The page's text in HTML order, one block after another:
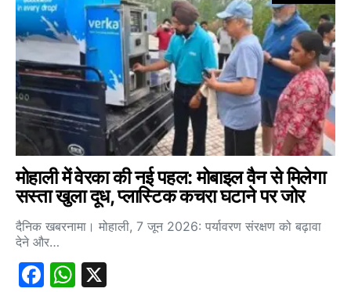
मोहाली में वेरका की नई पहल: मोबाइल वैन से मिलेगा
सस्ता खुला दूध, प्लास्टिक कचरा घटाने पर जोर
दैनिक खबरनामा। मोहाली, 7 जून 2026: पर्यावरण संरक्षण को बढ़ावा
देने और…
Facebook
WhatsApp